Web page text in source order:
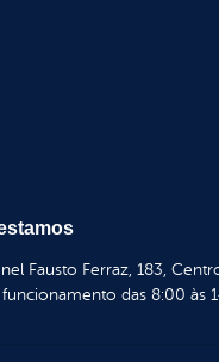
Fausto Ferraz, 183,
das 8:00 às